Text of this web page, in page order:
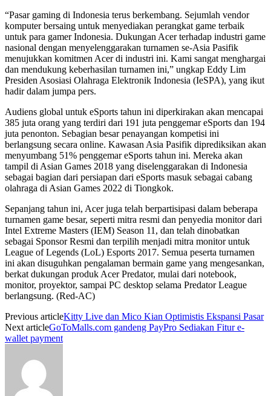
“Pasar gaming di Indonesia terus berkembang. Sejumlah vendor
komputer bersaing untuk menyediakan perangkat game terbaik
untuk para gamer Indonesia. Dukungan Acer terhadap industri game
nasional dengan menyelenggarakan turnamen se-Asia Pasifik
menujukkan komitmen Acer di industri ini. Kami sangat menghargai
dan mendukung keberhasilan turnamen ini,” ungkap Eddy Lim
Presiden Asosiasi Olahraga Elektronik Indonesia (IeSPA), yang ikut
hadir dalam jumpa pers.
Audiens global untuk eSports tahun ini diperkirakan akan mencapai
385 juta orang yang terdiri dari 191 juta penggemar eSports dan 194
juta penonton. Sebagian besar penayangan kompetisi ini
berlangsung secara online. Kawasan Asia Pasifik diprediksikan akan
menyumbang 51% penggemar eSports tahun ini. Mereka akan
tampil di Asian Games 2018 yang diselenggarakan di Indonesia
sebagai bagian dari persiapan dari eSports masuk sebagai cabang
olahraga di Asian Games 2022 di Tiongkok.
Sepanjang tahun ini, Acer juga telah berpartisipasi dalam beberapa
turnamen game besar, seperti mitra resmi dan penyedia monitor dari
Intel Extreme Masters (IEM) Season 11, dan telah dinobatkan
sebagai Sponsor Resmi dan terpilih menjadi mitra monitor untuk
League of Legends (LoL) Esports 2017. Semua peserta turnamen
ini akan disuguhkan pengalaman bermain game yang mengesankan,
berkat dukungan produk Acer Predator, mulai dari notebook,
monitor, proyektor, sampai PC desktop selama Predator League
berlangsung. (Red-AC)
Previous articleKitty Live dan Mico Kian Optimistis Ekspansi Pasar
Next articleGoToMalls.com gandeng PayPro Sediakan Fitur e-
wallet payment